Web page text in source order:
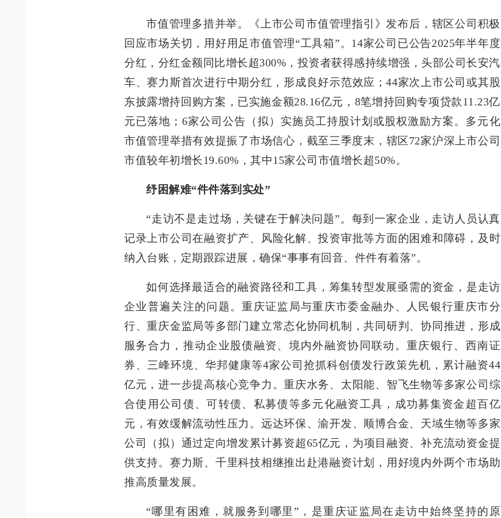
市值管理多措并举。《上市公司市值管理指引》发布后，辖区公司积极
回应市场关切，用好用足市值管理“工具箱”。14家公司已公告2025年半年度
分红，分红金额同比增长超300%，投资者获得感持续增强，头部公司长安汽
车、赛力斯首次进行中期分红，形成良好示范效应；44家次上市公司或其股
东披露增持回购方案，已实施金额28.16亿元，8笔增持回购专项贷款11.23亿
元已落地；6家公司公告（拟）实施员工持股计划或股权激励方案。多元化
市值管理举措有效提振了市场信心，截至三季度末，辖区72家沪深上市公司
市值较年初增长19.60%，其中15家公司市值增长超50%。
纾困解难“件件落到实处”
“走访不是走过场，关键在于解决问题”。每到一家企业，走访人员认真
记录上市公司在融资扩产、风险化解、投资审批等方面的困难和障碍，及时
纳入台账，定期跟踪进展，确保“事事有回音、件件有着落”。
如何选择最适合的融资路径和工具，筹集转型发展亟需的资金，是走访
企业普遍关注的问题。重庆证监局与重庆市委金融办、人民银行重庆市分
行、重庆金监局等多部门建立常态化协同机制，共同研判、协同推进，形成
服务合力，推动企业股债融资、境内外融资协同联动。重庆银行、西南证
券、三峰环境、华邦健康等4家公司抢抓科创债发行政策先机，累计融资44
亿元，进一步提高核心竞争力。重庆水务、太阳能、智飞生物等多家公司综
合使用公司债、可转债、私募债等多元化融资工具，成功募集资金超百亿
元，有效缓解流动性压力。远达环保、渝开发、顺博合金、天域生物等多家
公司（拟）通过定向增发累计募资超65亿元，为项目融资、补充流动资金提
供支持。赛力斯、千里科技相继推出赴港融资计划，用好境内外两个市场助
推高质量发展。
“哪里有困难，就服务到哪里”，是重庆证监局在走访中始终坚持的原